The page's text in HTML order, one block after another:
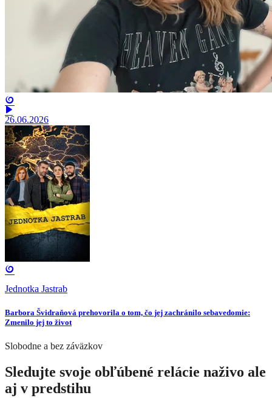
26.06.2026
Jednotka Jastrab
Barbora Švidraňová prehovorila o tom, čo jej zachránilo sebavedomie:
Zmenilo jej to život
Slobodne a bez záväzkov
Sledujte svoje obľúbené relácie naživo ale
aj v predstihu